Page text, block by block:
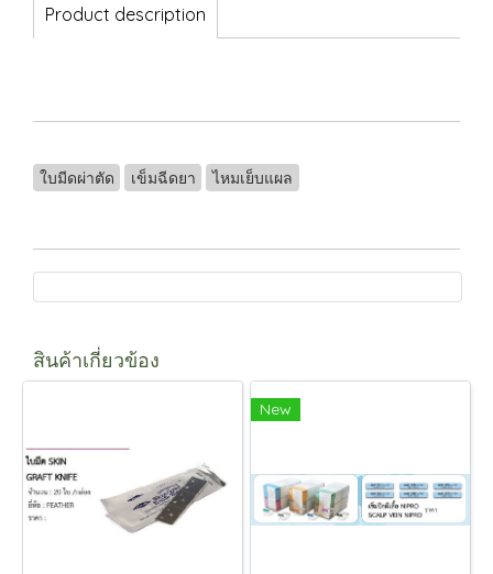
Product description
ใบมีดผ่าตัด เข็มฉีดยา ไหมเย็บแผล
สินค้าเกี่ยวข้อง
New